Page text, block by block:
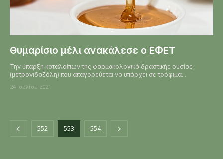
Θυμαρίσιο μέλι ανακάλεσε ο ΕΦΕΤ
Την ύπαρξη καταλοίπων της φαρμακολογικά δραστικής ουσίας
(μετρονιδαζόλη) που απαγορεύεται να υπάρχει σε τρόφιμα...
24 Ιουλίου 2021
552 553 554